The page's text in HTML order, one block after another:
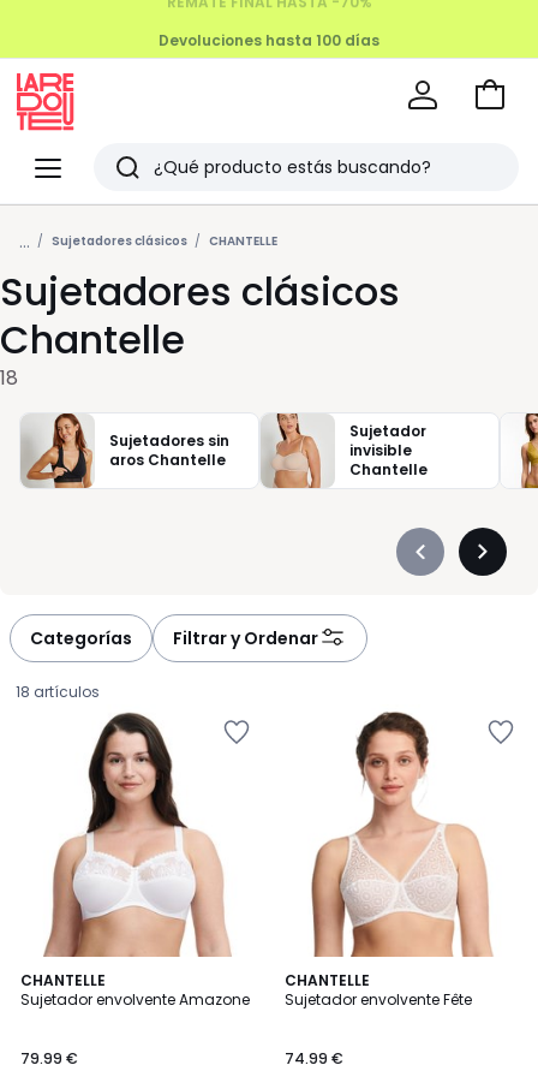
Menu
Redoute
Buscar
Últimos
artículos
vistos
Ir
... Sujetadores clásicos CHANTELLE
Sujetadores clásicos
Chantelle
18
Sujetadores sin
aros Chantelle
Sujetador
invisible
Chantelle
Précédent
Categorías Filtrar y Ordenar
18 artículos
CHANTELLE
Sujetador envolvente Amazone
€.
79.99 €
4,6
/ 5
3
Colores
CHANTELLE
Sujetador envolvente Fête
74.99 €
4,5
/ 5
2
Colores